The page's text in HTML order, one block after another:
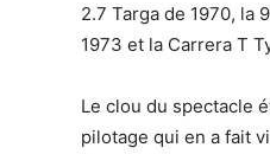
2.7 Targa de 1970, la
1973 et la Carrera T
Le clou du spectacle
pilotage qui en a fait